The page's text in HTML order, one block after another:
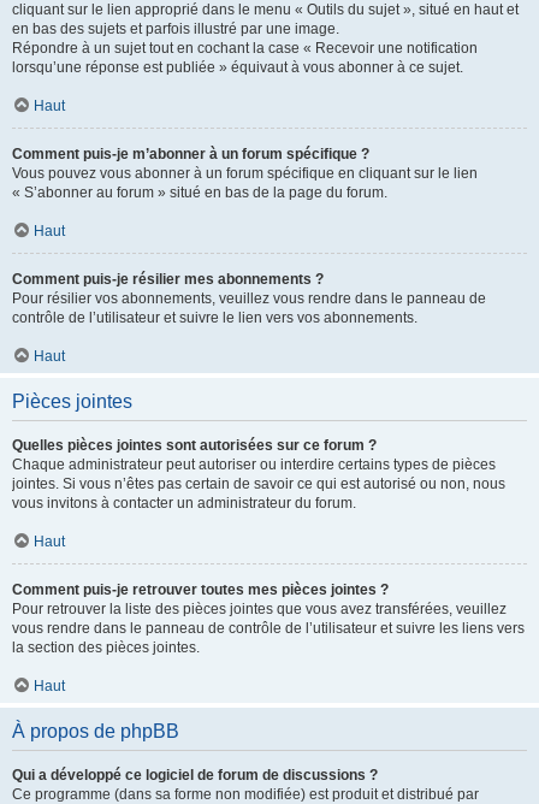
cliquant sur le lien approprié dans le menu « Outils du sujet », situé en haut et
en bas des sujets et parfois illustré par une image.
Répondre à un sujet tout en cochant la case « Recevoir une notification
lorsqu’une réponse est publiée » équivaut à vous abonner à ce sujet.
Haut
Comment puis-je m’abonner à un forum spécifique ?
Vous pouvez vous abonner à un forum spécifique en cliquant sur le lien
« S’abonner au forum » situé en bas de la page du forum.
Haut
Comment puis-je résilier mes abonnements ?
Pour résilier vos abonnements, veuillez vous rendre dans le panneau de
contrôle de l’utilisateur et suivre le lien vers vos abonnements.
Haut
Pièces jointes
Quelles pièces jointes sont autorisées sur ce forum ?
Chaque administrateur peut autoriser ou interdire certains types de pièces
jointes. Si vous n’êtes pas certain de savoir ce qui est autorisé ou non, nous
vous invitons à contacter un administrateur du forum.
Haut
Comment puis-je retrouver toutes mes pièces jointes ?
Pour retrouver la liste des pièces jointes que vous avez transférées, veuillez
vous rendre dans le panneau de contrôle de l’utilisateur et suivre les liens vers
la section des pièces jointes.
Haut
À propos de phpBB
Qui a développé ce logiciel de forum de discussions ?
Ce programme (dans sa forme non modifiée) est produit et distribué par